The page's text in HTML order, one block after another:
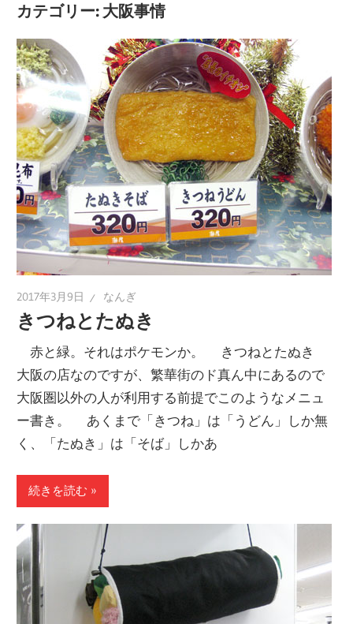
カテゴリー: 大阪事情
2017年3月9日 なんぎ
きつねとたぬき
赤と緑。それはポケモンか。 きつねとたぬき
大阪の店なのですが、繁華街のド真ん中にあるので
大阪圏以外の人が利用する前提でこのようなメニュ
ー書き。 あくまで「きつね」は「うどん」しか無
く、「たぬき」は「そば」しかあ
続きを読む